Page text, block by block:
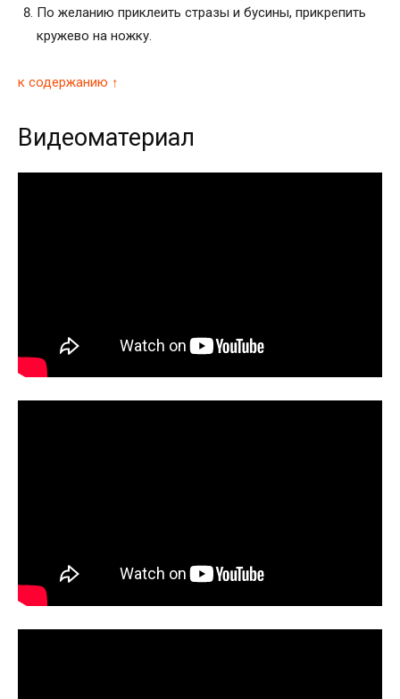
По желанию приклеить стразы и бусины, прикрепить
кружево на ножку.
к содержанию ↑
Видеоматериал